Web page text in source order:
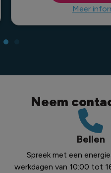
Meer
Neem
Bellen
Spreek met een
werkdagen van 10:00 tot